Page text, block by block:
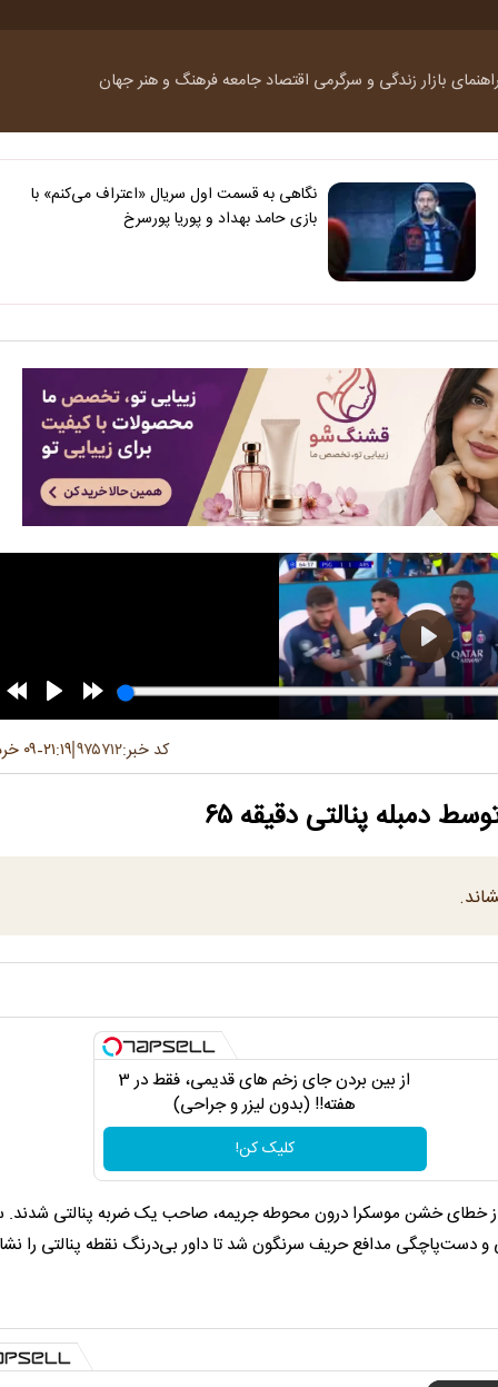
بازارزندگی و سرگرمی اقتصاد جامعهفرهنگ و هنرجهان
نگاهی به قسمت اول سریال «اعتراف می‌کنم» با
بازی حامد بهداد و پوریا پورسرخ
کد خبر:۹۷۵۷۱۲ ۲۱:۱۹-۰۹ خرداد ۱۴۰۵
دمبله پنالتی دقیقه ۶۵
از بین بردن جای زخم های قدیمی، فقط در 3
هفته!! (بدون لیزر و جراحی)
کلیک کن!
خطای خشن موسکرا درون محوطه جریمه، صاحب یک ضربه پنالتی شدند.
دست‌پاچگی مدافع حریف سرنگون شد تا داور بی‌درنگ نقطه پنالتی را